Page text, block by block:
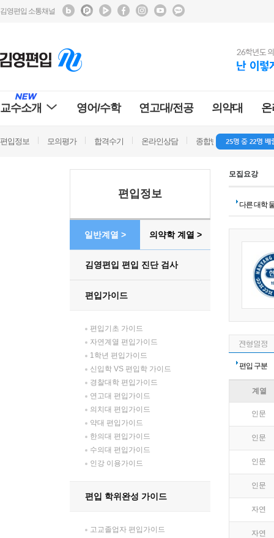
김영편입 소통채널
교수소개 영어/수학 연고대/전공 의약대
편입정보 모의평가 합격수기 온라인상담 종합반 방문상담
편입정보
일반계열 > 의약학 계열 >
김영편입 편입 진단 검사
편입가이드
편입기초 가이드
자연계열 편입가이드
1학년 편입가이드
신입학 VS 편입학 가이드
경찰대학 편입가이드
연고대 편입가이드
의치대 편입가이드
약대 편입가이드
한의대 편입가이드
수의대 편입가이드
인강 이용가이드
편입 학위완성 가이드
고교졸업자 편입가이드
모집요강
다른 대학
편입 구분
계열
인문
인문
인문
인문
자연
자연